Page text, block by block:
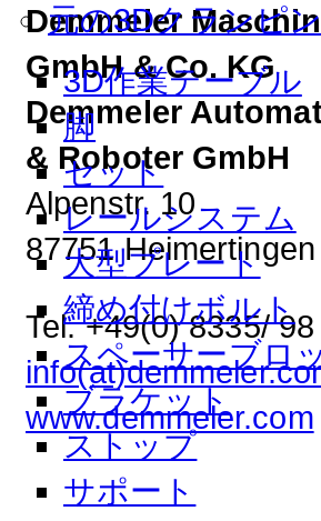
元の3Dクランピ
3D作業テーブル
脚
セット
レールシステム
大型プレート
締め付けボルト
スペーサーブロ
ブラケット
ストップ
サポート
Demmeler
GmbH & Co. KG
Demmeler
& Roboter GmbH
Alpenstr. 10
87751 Heimertingen
Tel. +49(0) 8335/
www.demmeler.com